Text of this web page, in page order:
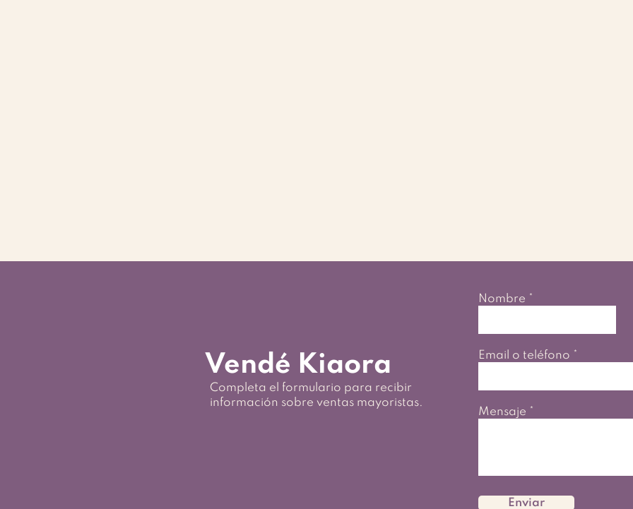
Vendé Kiaora
Completa el formulario para recibir
información sobre ventas mayoristas.
Nombre
Email o teléfono
Mensaje
Enviar